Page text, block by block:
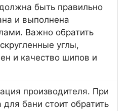
быть правильно
и выполнена
Важно обратить
углы,
и качество шипов и
производителя. При
бани стоит обратить